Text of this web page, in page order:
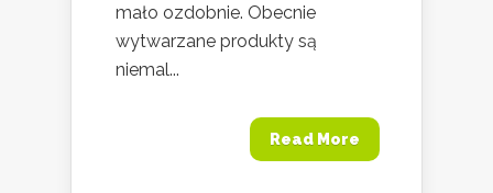
mało ozdobnie. Obecnie
wytwarzane produkty są
niemal...
Read More